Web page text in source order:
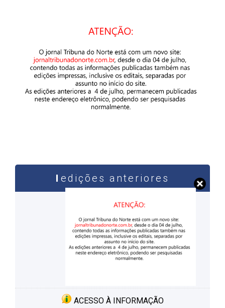
edições anteriores
ACESSO À INFORMAÇÃO